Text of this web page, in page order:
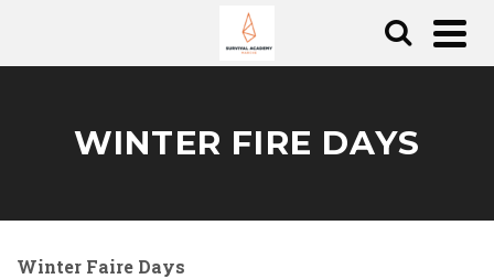
WINTER FIRE DAYS
Winter Faire Days